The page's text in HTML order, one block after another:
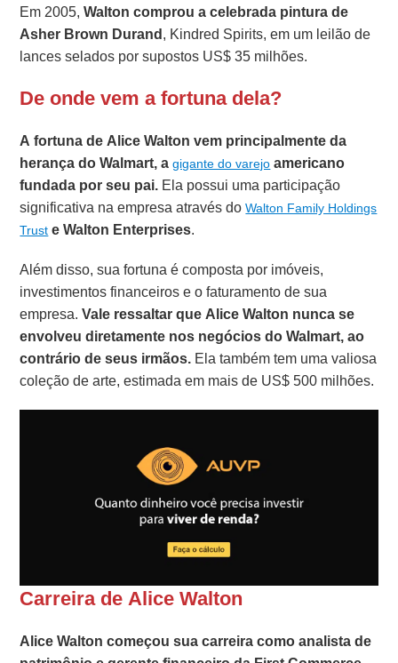
Em 2005,Walton comprou a celebrada pintura de
Asher Brown Durand, Kindred Spirits, em um leilão de
lances selados por supostos US$ 35 milhões.
De onde vem a fortuna dela?
A fortuna de Alice Walton vem principalmente da
herança do Walmart, agigante do varejo americano
fundada por seu pai. Ela possui uma participação
significativa na empresa através doWalton Family Holdings
Trust e Walton Enterprises.
Além disso, sua fortuna é composta por imóveis,
investimentos financeiros e o faturamento de sua
empresa.Vale ressaltar que Alice Walton nunca se
envolveu diretamente nos negócios do Walmart, ao
contrário de seus irmãos. Ela também tem uma valiosa
coleção de arte, estimada em mais de US$ 500 milhões.
Carreira de Alice Walton
Alice Walton começou sua carreira como analista de